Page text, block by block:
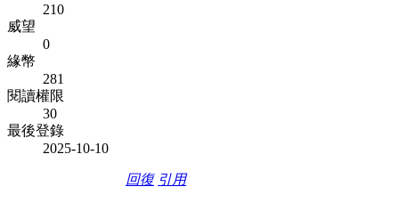
210
威望
0
緣幣
281
閱讀權限
30
最後登錄
2025-10-10
回復 引用